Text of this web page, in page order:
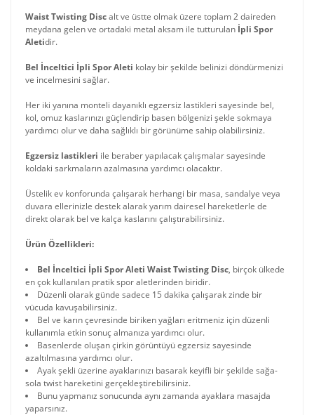
Waist Twisting Discalt ve üstte olmak üzere toplam 2 daireden
meydana gelen ve ortadaki metal aksam ile tutturulan İpli Spor
Aletidir.
Bel İnceltici İpli Spor Aleti kolay bir şekilde belinizi döndürmenizi
ve incelmesini sağlar.
Her iki yanına monteli dayanıklı egzersiz lastikleri sayesinde bel,
kol, omuz kaslarınızı güçlendirip basen bölgenizi şekle sokmaya
yardımcı olur ve daha sağlıklı bir görünüme sahip olabilirsiniz.
Egzersiz lastikleri ile beraber yapılacak çalışmalar sayesinde
koldaki sarkmaların azalmasına yardımcı olacaktır.
Üstelik ev konforunda çalışarak herhangi bir masa, sandalye veya
duvara ellerinizle destek alarak yarım dairesel hareketlerle de
direkt olarak bel ve kalça kaslarını çalıştırabilirsiniz.
Ürün Özellikleri:
Bel İnceltici İpli Spor Aleti Waist Twisting Disc, birçok ülkede
en çok kullanılan pratik spor aletlerinden biridir.
Düzenli olarak günde sadece 15 dakika çalışarak zinde bir
vücuda kavuşabilirsiniz.
Bel ve karın çevresinde biriken yağları eritmeniz için düzenli
kullanımla etkin sonuç almanıza yardımcı olur.
Basenlerde oluşan çirkin görüntüyü egzersiz sayesinde
azaltılmasına yardımcı olur.
Ayak şekli üzerine ayaklarınızı basarak keyifli bir şekilde sağa-
sola twist hareketini gerçekleştirebilirsiniz.
Bunu yapmanız sonucunda aynı zamanda ayaklara masajda
yaparsınız.